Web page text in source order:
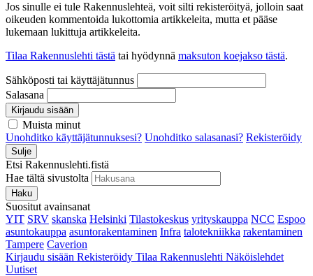
Jos sinulle ei tule Rakennuslehteä, voit silti rekisteröityä, jolloin saat
oikeuden kommentoida lukottomia artikkeleita, mutta et pääse
lukemaan lukittuja artikkeleita.
Tilaa Rakennuslehti tästä tai hyödynnä maksuton koejakso tästä.
Sähköposti tai käyttäjätunnus
Salasana
Kirjaudu sisään
Muista minut
Unohditko käyttäjätunnuksesi? Unohditko salasanasi? Rekisteröidy
Sulje
Etsi Rakennuslehti.fistä
Hae tältä sivustolta
Haku
Suositut avainsanat
YIT SRV skanska Helsinki Tilastokeskus yrityskauppa NCC Espoo
asuntokauppa asuntorakentaminen Infra talotekniikka rakentaminen
Tampere Caverion
Kirjaudu sisään Rekisteröidy Tilaa Rakennuslehti Näköislehdet
Uutiset